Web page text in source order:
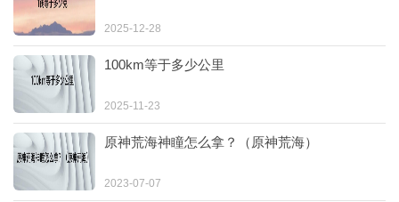
2025-12-28
100km等于多少公里
2025-11-23
原神荒海神瞳怎么拿？（原神荒海）
2023-07-07